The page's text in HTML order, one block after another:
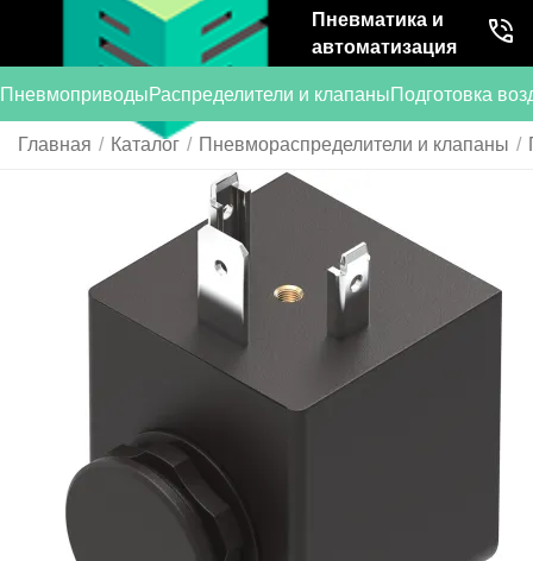
Пневматика и
автоматизация
ПневмоприводыРаспределители и клапаныПодготовка
Главная / Каталог / Пневмораспределители и клапаны /